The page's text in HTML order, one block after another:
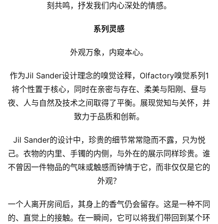
刻共鸣，抒发我们内心深处的情感。
系列灵感
外观万象，内窥本心。
作为Jil Sander设计理念的嗅觉诠释，Olfactory嗅觉系列1
将个性置于核心，同时在亲密与存在、柔美与阳刚、昼与
夜、人与自然及技术之间取得了平衡。展现觉知与关怀，并
致力于品质和创新。
Jil Sander的设计中，珍贵的细节常常隐而不露，只为悦
己。衣物的内里、手镯的内侧，与外在的展示同样珍贵。谁
不曾因一件物品的气味或触感而钟情于它，而非仅仅是它的
外观？
一个人离开房间后，其身上的香气仍会留存。这是一种不同
的、直觉上的接触。在一瞬间，它可以将我们带回到某个环